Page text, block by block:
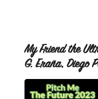
My Friend the
G. Eraña, Diego